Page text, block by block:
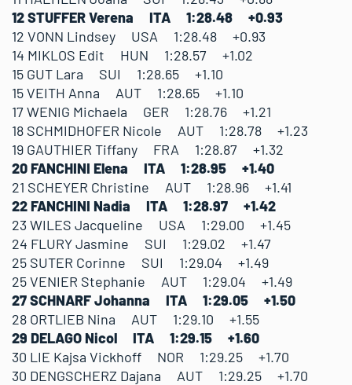
12 STUFFER Verena ITA 1:28.48 +0.93
12 VONN Lindsey USA 1:28.48 +0.93
14 MIKLOS Edit HUN 1:28.57 +1.02
15 GUT Lara SUI 1:28.65 +1.10
15 VEITH Anna AUT 1:28.65 +1.10
17 WENIG Michaela GER 1:28.76 +1.21
18 SCHMIDHOFER Nicole AUT 1:28.78 +1.23
19 GAUTHIER Tiffany FRA 1:28.87 +1.32
20 FANCHINI Elena ITA 1:28.95 +1.40
21 SCHEYER Christine AUT 1:28.96 +1.41
22 FANCHINI Nadia ITA 1:28.97 +1.42
23 WILES Jacqueline USA 1:29.00 +1.45
24 FLURY Jasmine SUI 1:29.02 +1.47
25 SUTER Corinne SUI 1:29.04 +1.49
25 VENIER Stephanie AUT 1:29.04 +1.49
27 SCHNARF Johanna ITA 1:29.05 +1.50
28 ORTLIEB Nina AUT 1:29.10 +1.55
29 DELAGO Nicol ITA 1:29.15 +1.60
30 LIE Kajsa Vickhoff NOR 1:29.25 +1.70
30 DENGSCHERZ Dajana AUT 1:29.25 +1.70